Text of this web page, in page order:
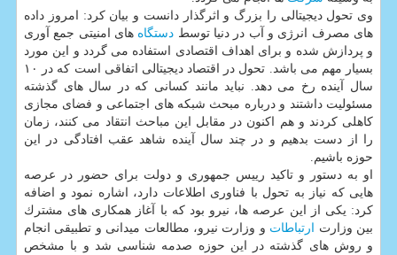
وی تحول دیجیتالی را بزرگ و اثرگذار دانست و بیان كرد: امروز داده
های مصرف انرژی و آب در دنیا توسط دستگاه های امنیتی جمع آوری
و پردازش شده و برای اهداف اقتصادی استفاده می گردد و این مورد
بسیار مهم می باشد. تحول در اقتصاد دیجیتالی اتفاقی است كه در ۱۰
سال آینده رخ می دهد. نباید مانند كسانی كه در سال های گذشته
مسئولیت داشتند و درباره مبحث شبكه های اجتماعی و فضای مجازی
كاهلی كردند و هم اكنون در مقابل این مباحث انتقاد می كنند، زمان
را از دست بدهیم و در چند سال آینده شاهد عقب افتادگی در این
حوزه باشیم.
او به دستور و تاكید رییس جمهوری و دولت برای حضور در عرصه
هایی كه نیاز به تحول با فناوری اطلاعات دارد، اشاره نمود و اضافه
كرد: یكی از این عرصه ها، نیرو بود كه با آغاز همكاری های مشترك
بین وزارت ارتباطات و وزارت نیرو، مطالعات میدانی و تطبیقی انجام
و روش های گذشته در این حوزه صدمه شناسی شد و با مشخص